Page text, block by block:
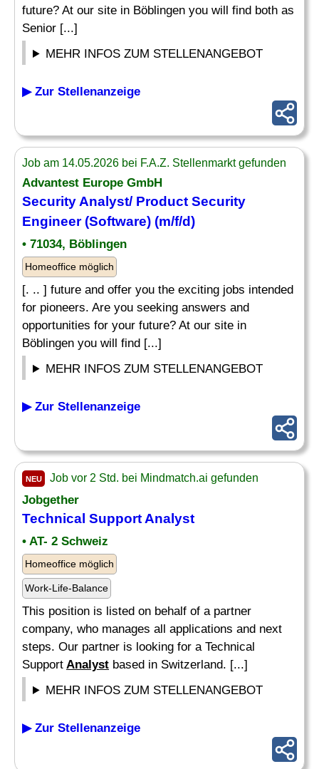
future? At our site in Böblingen you will find both as
Senior [...]
MEHR INFOS ZUM STELLENANGEBOT
▶ Zur Stellenanzeige
Job am 14.05.2026 bei F.A.Z. Stellenmarkt gefunden
Advantest Europe GmbH
Security Analyst/ Product Security
Engineer (Software) (m/f/d)
• 71034, Böblingen
Homeoffice möglich
[. .. ] future and offer you the exciting jobs intended
for pioneers. Are you seeking answers and
opportunities for your future? At our site in
Böblingen you will find [...]
MEHR INFOS ZUM STELLENANGEBOT
▶ Zur Stellenanzeige
NEU Job vor 2 Std. bei Mindmatch.ai gefunden
Jobgether
Technical Support Analyst
• AT- 2 Schweiz
Homeoffice möglich
Work-Life-Balance
This position is listed on behalf of a partner
company, who manages all applications and next
steps. Our partner is looking for a Technical
Support Analyst based in Switzerland. [...]
MEHR INFOS ZUM STELLENANGEBOT
▶ Zur Stellenanzeige